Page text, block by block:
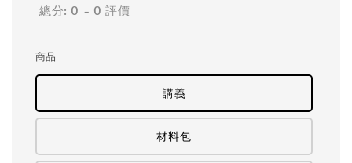
總分: 0 - 0 評價
商品
講義
材料包